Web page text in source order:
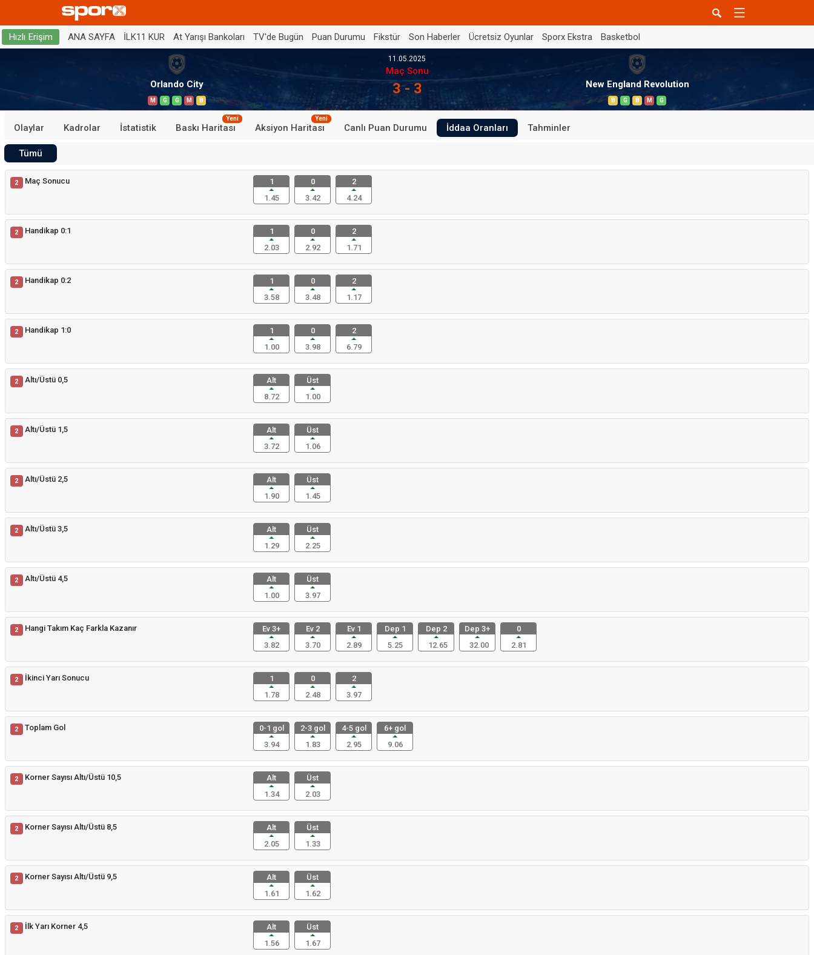
Hızlı Erişim ANA SAYFA İLK11 KUR At Yarışı Bankoları TV'de Bugün Puan Durumu Fikstür Son Haberler Ücretsiz Oyunlar Sporx Ekstra Basketbol
Orlando City
M G G M B
11.05.2025
Maç Sonu
3 - 3 New England Revolution
B G B M G
Olaylar Kadrolar İstatistik Baskı Haritası
Yeni
Aksiyon Haritası
Yeni
Canlı Puan Durumu İddaa Oranları Tahminler
Tümü
2 Maç Sonucu
1
1.45
0
3.42
2
4.24
2 Handikap 0:1
1
2.03
0
2.92
2
1.71
2 Handikap 0:2
1
3.58
0
3.48
2
1.17
2 Handikap 1:0
1
1.00
0
3.98
2
6.79
2 Altı/Üstü 0,5
Alt
8.72
Üst
1.00
2 Altı/Üstü 1,5
Alt
3.72
Üst
1.06
2 Altı/Üstü 2,5
Alt
1.90
Üst
1.45
2 Altı/Üstü 3,5
Alt
1.29
Üst
2.25
2 Altı/Üstü 4,5
Alt
1.00
Üst
3.97
2 Hangi Takım Kaç Farkla Kazanır
Ev 3+
3.82
Ev 2
3.70
Ev 1
2.89
Dep 1
5.25
Dep 2
12.65
Dep 3+
32.00
0
2.81
2 İkinci Yarı Sonucu
1
1.78
0
2.48
2
3.97
2 Toplam Gol
0-1 gol
3.94
2-3 gol
1.83
4-5 gol
2.95
6+ gol
9.06
2 Korner Sayısı Altı/Üstü 10,5
Alt
1.34
Üst
2.03
2 Korner Sayısı Altı/Üstü 8,5
Alt
2.05
Üst
1.33
2 Korner Sayısı Altı/Üstü 9,5
Alt
1.61
Üst
1.62
2 İlk Yarı Korner 4,5
Alt
1.56
Üst
1.67